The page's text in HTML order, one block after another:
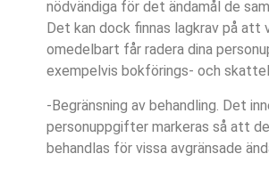
nödvändiga för det ändamål de
Det kan dock finnas lagkrav på att
omedelbart får radera dina
exempelvis bokförings- och
-Begränsning av behandling. Det
personuppgifter markeras så att
behandlas för vissa avgränsade